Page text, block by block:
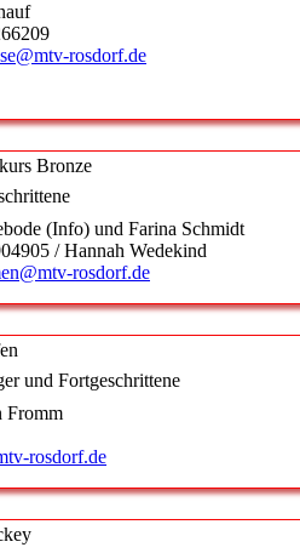
rosdorf.de
Bronze
(Info) und Farina Schmidt
/ Hannah Wedekind
rosdorf.de
und Fortgeschrittene
Fromm
rosdorf.de